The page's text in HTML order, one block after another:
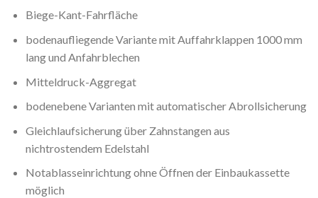
Biege-Kant-Fahrfläche
bodenaufliegende Variante mit Auffahrklappen 1000 mm
lang und Anfahrblechen
Mitteldruck-Aggregat
bodenebene Varianten mit automatischer Abrollsicherung
Gleichlaufsicherung über Zahnstangen aus
nichtrostendem Edelstahl
Notablasseinrichtung ohne Öffnen der Einbaukassette
möglich